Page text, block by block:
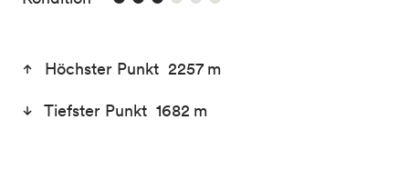
Höchster Punkt 2257 m
Tiefster Punkt 1682 m